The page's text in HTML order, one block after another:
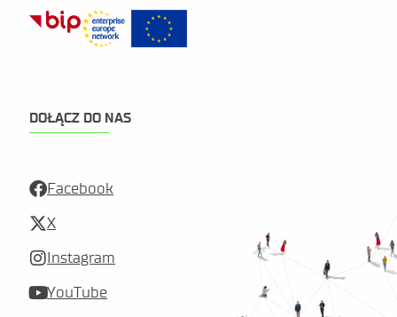
DOŁĄCZ DO NAS
Facebook
X
Instagram
YouTube